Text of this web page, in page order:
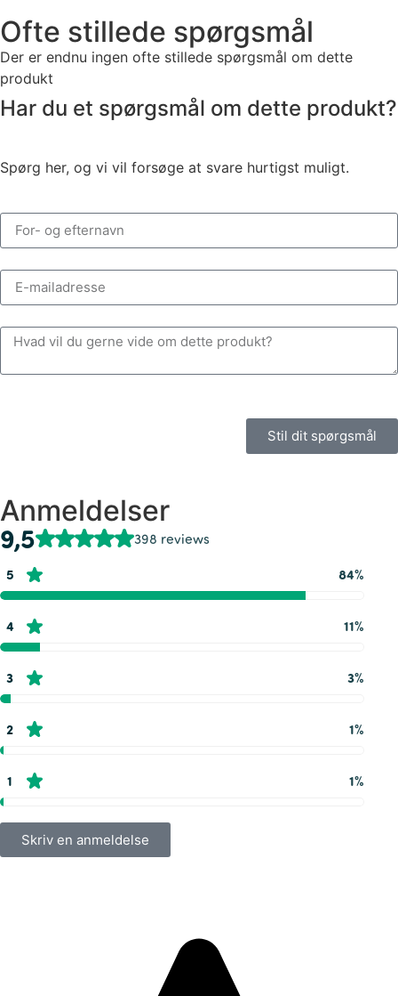
Ofte stillede spørgsmål
Der er endnu ingen ofte stillede spørgsmål om dette
produkt
Har du et spørgsmål om dette produkt?
Spørg her, og vi vil forsøge at svare hurtigst muligt.
Stil dit spørgsmål
Anmeldelser
9,5 398 reviews
5 84%
4 11%
3 3%
2 1%
1 1%
Skriv en anmeldelse